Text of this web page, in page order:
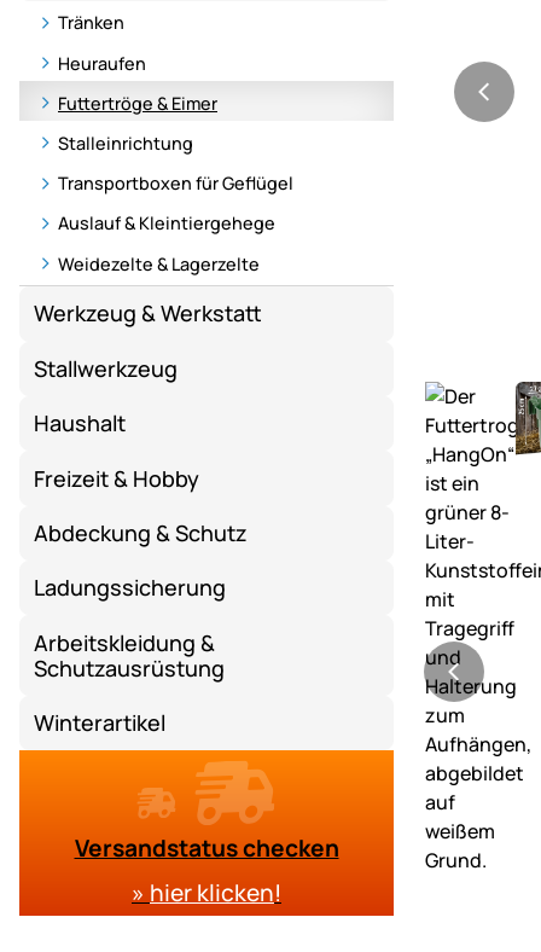
Tränken
Heuraufen
Futtertröge & Eimer
Stalleinrichtung
Transportboxen für Geflügel
Auslauf & Kleintiergehege
Weidezelte & Lagerzelte
Werkzeug & Werkstatt
Stallwerkzeug
Haushalt
Freizeit & Hobby
Abdeckung & Schutz
Ladungssicherung
Arbeitskleidung &
Schutzausrüstung
Winterartikel
Versandstatus checken
» hier klicken!